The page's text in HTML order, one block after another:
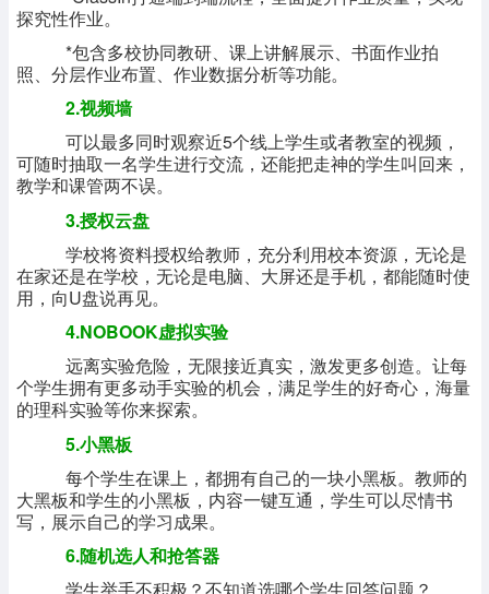
探究性作业。
*包含多校协同教研、课上讲解展示、书面作业拍
照、分层作业布置、作业数据分析等功能。
2.视频墙
可以最多同时观察近5个线上学生或者教室的视频，
可随时抽取一名学生进行交流，还能把走神的学生叫回来，
教学和课管两不误。
3.授权云盘
学校将资料授权给教师，充分利用校本资源，无论是
在家还是在学校，无论是电脑、大屏还是手机，都能随时使
用，向U盘说再见。
4.NOBOOK虚拟实验
远离实验危险，无限接近真实，激发更多创造。让每
个学生拥有更多动手实验的机会，满足学生的好奇心，海量
的理科实验等你来探索。
5.小黑板
每个学生在课上，都拥有自己的一块小黑板。教师的
大黑板和学生的小黑板，内容一键互通，学生可以尽情书
写，展示自己的学习成果。
6.随机选人和抢答器